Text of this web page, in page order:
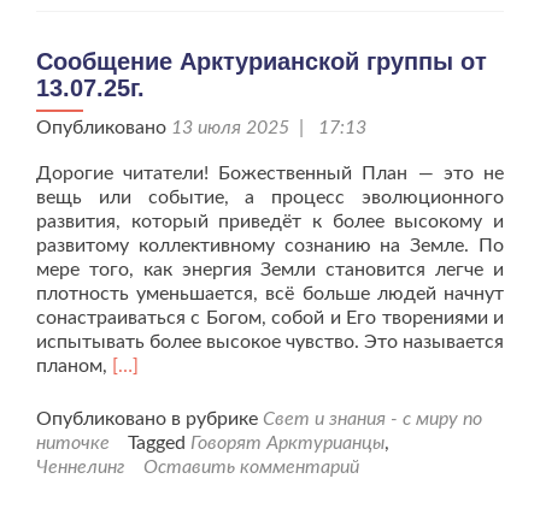
Сообщение Арктурианской группы от
13.07.25г.
Опубликовано 13 июля 2025 | 17:13
Дорогие читатели! Божественный План — это не
вещь или событие, а процесс эволюционного
развития, который приведёт к более высокому и
развитому коллективному сознанию на Земле. По
мере того, как энергия Земли становится легче и
плотность уменьшается, всё больше людей начнут
сонастраиваться с Богом, собой и Его творениями и
испытывать более высокое чувство. Это называется
планом, Читать
проСообщение
Арктурианской
группы
[…]
Опубликовано в рубрике Свет и знания - с миру по
ниточке
Tagged Говорят Арктурианцы,
Ченнелинг
Оставить комментарий